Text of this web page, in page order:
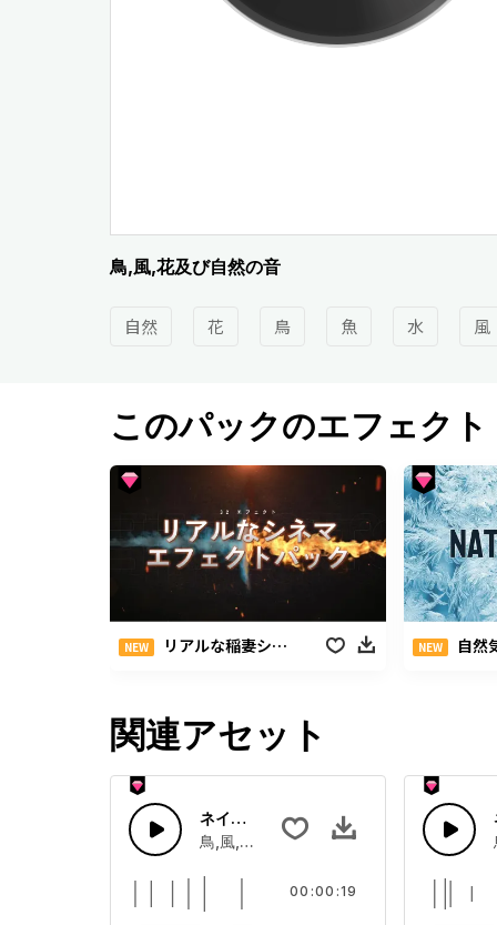
鳥,風,花及び自然の音
自然 花 鳥 魚 水 風
このパックのエフェクト
NEW リアルな稲妻シネマティックエフェクト NEW 自然
関連アセット
ネイチャー効果音 30
鳥,風,花及び自然の音
00:00:19